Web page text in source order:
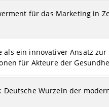
für das Marketing in
als ein innovativer Ansatz
für Akteure der
Deutsche Wurzeln der